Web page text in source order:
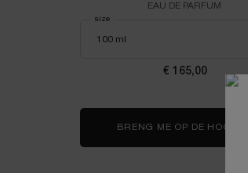
EAU DE PARFUM
Select a
size
€ 165,00
BRENG ME OP DE HOOGTE